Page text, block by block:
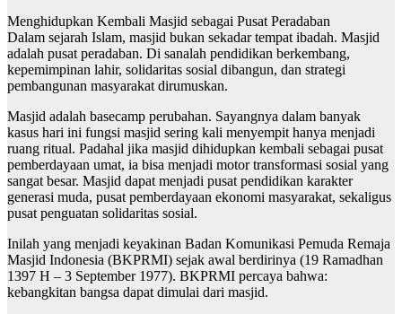
Menghidupkan Kembali Masjid sebagai Pusat Peradaban
Dalam sejarah Islam, masjid bukan sekadar tempat ibadah. Masjid
adalah pusat peradaban. Di sanalah pendidikan berkembang,
kepemimpinan lahir, solidaritas sosial dibangun, dan strategi
pembangunan masyarakat dirumuskan.
Masjid adalah basecamp perubahan. Sayangnya dalam banyak
kasus hari ini fungsi masjid sering kali menyempit hanya menjadi
ruang ritual. Padahal jika masjid dihidupkan kembali sebagai pusat
pemberdayaan umat, ia bisa menjadi motor transformasi sosial yang
sangat besar. Masjid dapat menjadi pusat pendidikan karakter
generasi muda, pusat pemberdayaan ekonomi masyarakat, sekaligus
pusat penguatan solidaritas sosial.
Inilah yang menjadi keyakinan Badan Komunikasi Pemuda Remaja
Masjid Indonesia (BKPRMI) sejak awal berdirinya (19 Ramadhan
1397 H – 3 September 1977). BKPRMI percaya bahwa:
kebangkitan bangsa dapat dimulai dari masjid.